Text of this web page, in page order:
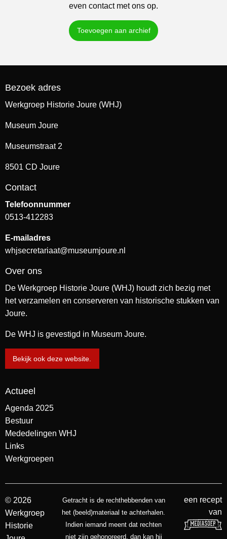
even contact met ons op.
Toevoegen aan archief
Bezoek adres
Werkgroep Historie Joure (WHJ)
Museum Joure
Museumstraat 2
8501 CD Joure
Contact
Telefoonnummer
0513-412283
E-mailadres
whjsecretariaat@museumjoure.nl
Over ons
De Werkgroep Historie Joure (WHJ) houdt zich bezig met
het verzamelen en conserveren van historische stukken van
Joure.
De WHJ is gevestigd in Museum Joure.
Bekijk ook deze website.
Actueel
Agenda 2025
Bestuur
Mededelingen WHJ
Links
Werkgroepen
© 2026
Werkgroep
Historie
Getracht is de rechthebbenden van
het (beeld)materiaal te achterhalen.
Indien iemand meent dat rechten
niet zijn gehonoreerd, dan kan hij
een recept
van